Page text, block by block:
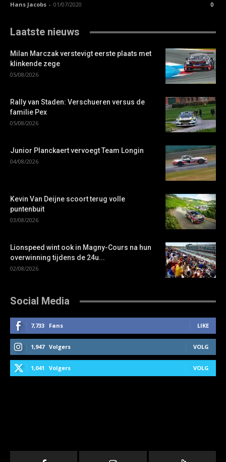
Hans Jacobs - 01/07/2020 0
Laatste nieuws
Milan Marczak verstevigt eerste plaats met
klinkende zege
05/08/2026
Rally van Staden: Verschueren versus de
familie Pex
05/08/2026
Junior Planckaert vervoegt Team Longin
04/08/2026
Kevin Van Deijne scoort terug volle
puntenbuit
03/08/2026
Lionspeed wint ook in Magny-Cours na hun
overwinning tijdens de 24u...
02/08/2026
Social Media
7,733 Fans LIKE
1,947 Volgers VOLG
1,041 Volgers VOLG